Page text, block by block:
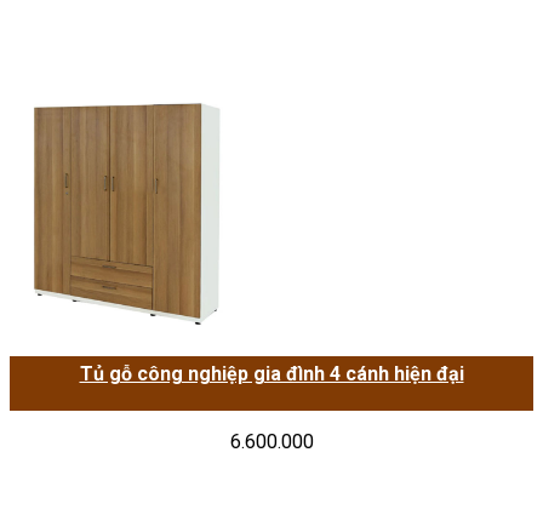
Tủ gỗ công nghiệp gia đình 4 cánh hiện đại
6.600.000